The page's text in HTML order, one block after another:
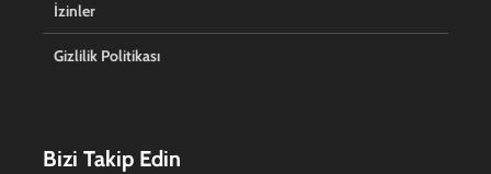
İzinler
Gizlilik Politikası
Bizi Takip Edin